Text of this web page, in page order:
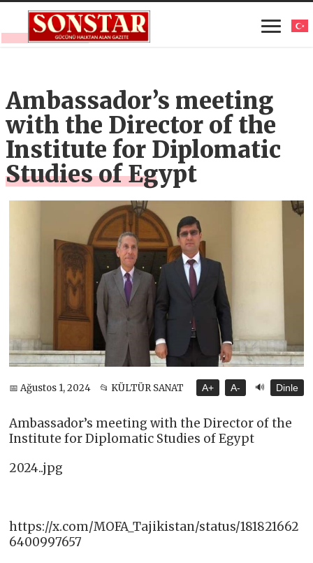
Ambassador’s meeting
with the Director of the
Institute for Diplomatic
Studies of Egypt
📅 Ağustos 1, 2024 📂 KÜLTÜR SANAT A+ A- 🔊 Dinle
Ambassador’s meeting with the Director of the
Institute for Diplomatic Studies of Egypt
2024..jpg
https://x.com/MOFA_Tajikistan/status/181821662
6400997657